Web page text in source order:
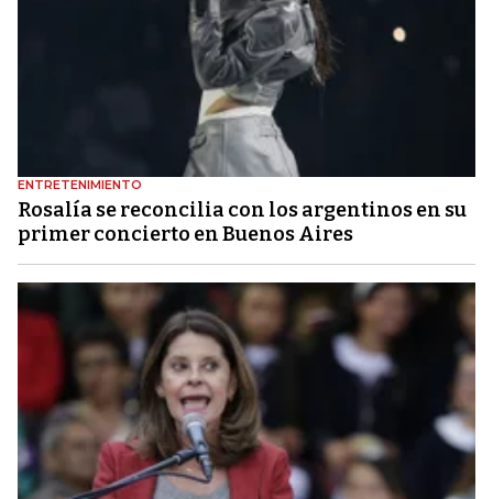
ENTRETENIMIENTO
Rosalía se reconcilia con los argentinos en su
primer concierto en Buenos Aires